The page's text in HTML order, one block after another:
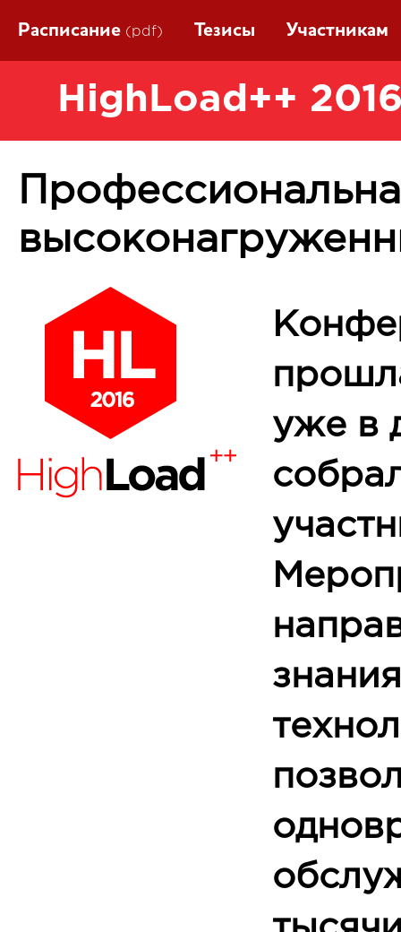
Расписание (pdf) Тезисы Участникам
HighLoad++
уже в